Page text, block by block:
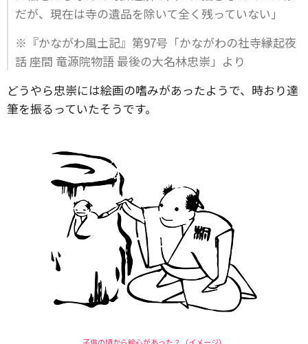
だが、現在は寺の遺品を除いて全く残っていない」
※『かながわ風土記』第97号「かながわの社寺縁起夜
話 座間 竜源院物語 最後の大名林忠崇」より
どうやら忠崇には絵画の嗜みがあったようで、時おり達
筆を振るっていたそうです。